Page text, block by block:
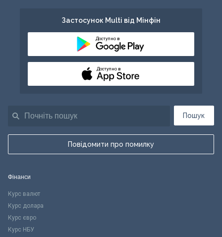
Пошук
Повідомити про помилку
Застосунок Multi від Мінфін
Доступно в
Доступно в
Фінанси
Курс валют
Курс долара
Курс євро
Курс НБУ